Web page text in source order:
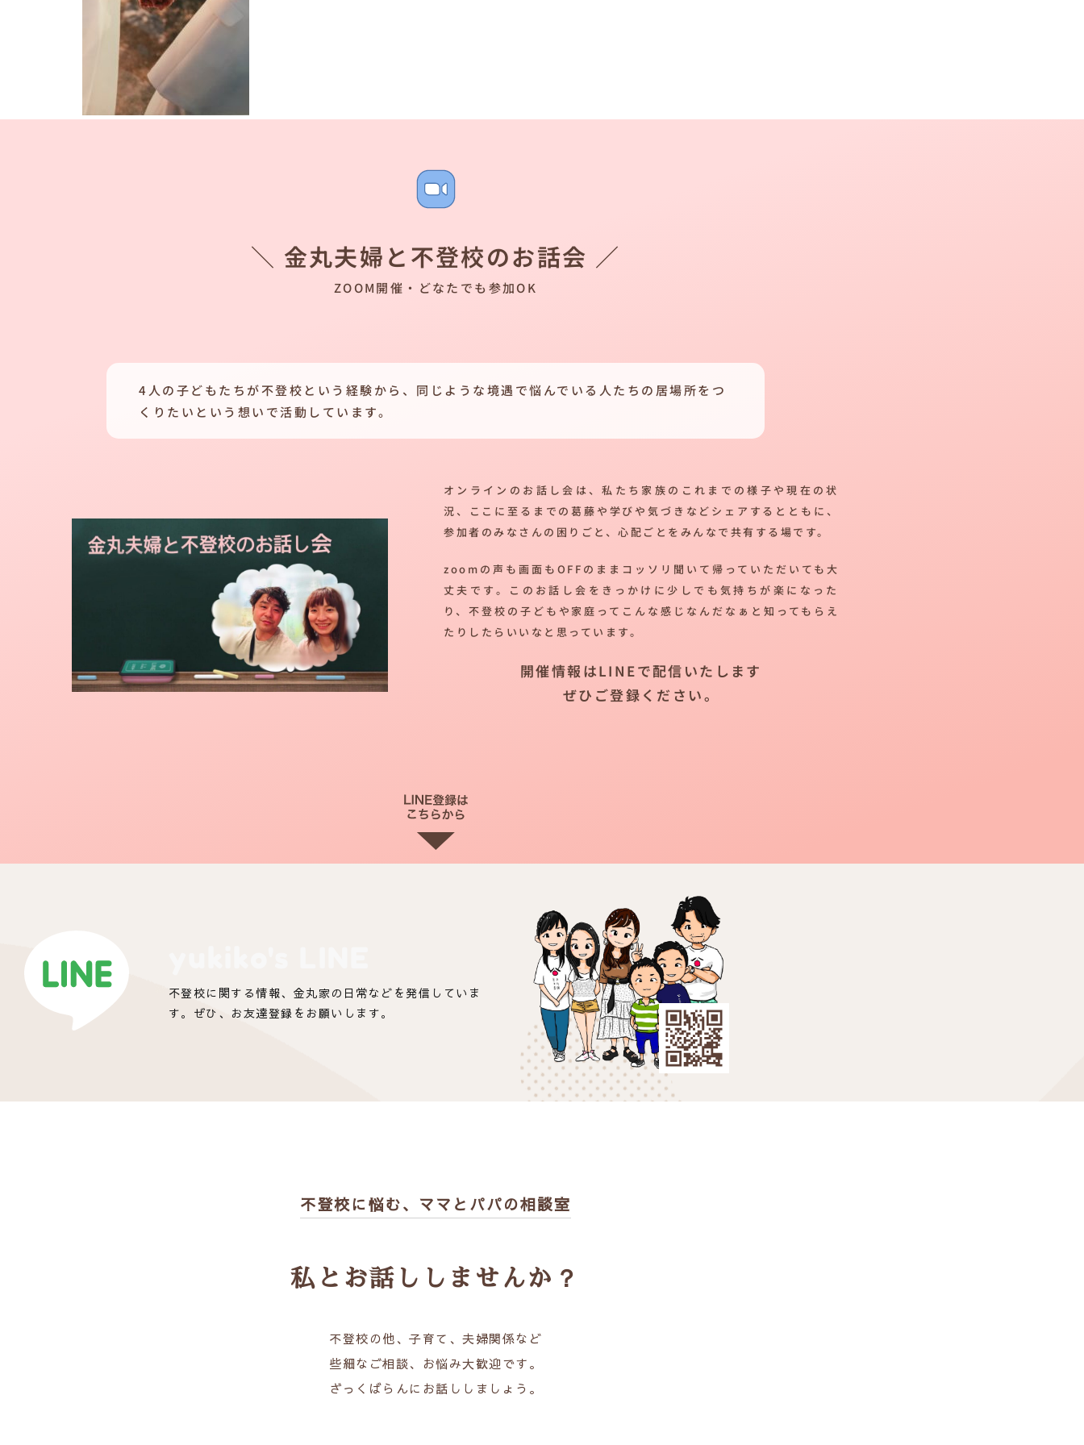
＼ 金丸夫婦と不登校のお話会 ／
ZOOM開催・どなたでも参加OK
4人の子どもたちが不登校という経験から、同じような境遇で悩んでいる人たちの居場所をつ
くりたいという想いで活動しています。
オンラインのお話し会は、私たち家族のこれまでの様子や現在の状
況、ここに至るまでの葛藤や学びや気づきなどシェアするとともに、
参加者のみなさんの困りごと、心配ごとをみんなで共有する場です。
zoomの声も画面もOFFのままコッソリ聞いて帰っていただいても大
丈夫です。このお話し会をきっかけに少しでも気持ちが楽になった
り、不登校の子どもや家庭ってこんな感じなんだなぁと知ってもらえ
たりしたらいいなと思っています。
開催情報はLINEで配信いたします
ぜひご登録ください。
不登校に関する情報、金丸家の日常などを発信していま
す。ぜひ、お友達登録をお願いします。
不登校に悩む、 ママとパパの相談室
私とお話ししませんか？
不登校の他、子育て、夫婦関係など
些細なご相談、お悩み大歓迎です。
ざっくばらんにお話ししましょう。